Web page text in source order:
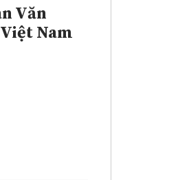
Văn
Nam